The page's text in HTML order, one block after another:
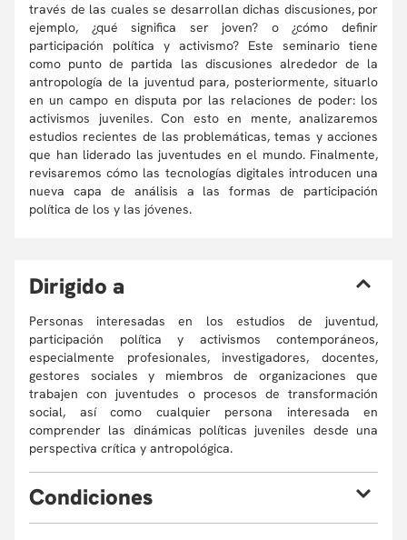
través de las cuales se desarrollan dichas discusiones, por
ejemplo, ¿qué significa ser joven? o ¿cómo definir
participación política y activismo? Este seminario tiene
como punto de partida las discusiones alrededor de la
antropología de la juventud para, posteriormente, situarlo
en un campo en disputa por las relaciones de poder: los
activismos juveniles. Con esto en mente, analizaremos
estudios recientes de las problemáticas, temas y acciones
que han liderado las juventudes en el mundo. Finalmente,
revisaremos cómo las tecnologías digitales introducen una
nueva capa de análisis a las formas de participación
política de los y las jóvenes.
Dirigido a
Personas interesadas en los estudios de juventud,
participación política y activismos contemporáneos,
especialmente profesionales, investigadores, docentes,
gestores sociales y miembros de organizaciones que
trabajen con juventudes o procesos de transformación
social, así como cualquier persona interesada en
comprender las dinámicas políticas juveniles desde una
perspectiva crítica y antropológica.
Condiciones